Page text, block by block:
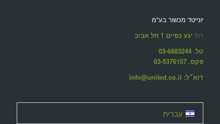
יונייטד מכשור בע"מ
רח' יגע כפיים 1 תל אביב
טל. 03-6883244
פקס. 03-5376157
דוא״ל: info@united.co.il
עברית